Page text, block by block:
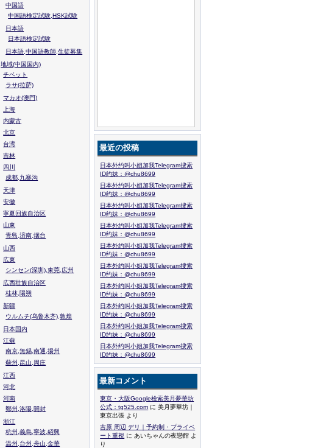
中国語
中国語検定試験,HSK試験
日本語
日本語検定試験
日本語,中国語教師,生徒募集
地域(中国国内)
チベット
ラサ(拉萨)
マカオ(澳門)
上海
内蒙古
北京
台湾
吉林
四川
成都,九寨沟
天津
安徽
寧夏回族自治区
山東
青島,済南,烟台
山西
広東
シンセン(深圳),東莞,広州
広西壮族自治区
桂林,陽朔
新疆
ウルムチ(乌鲁木齐),敦煌
日本国内
江蘇
南京,無錫,南通,揚州
蘇州,昆山,周庄
江西
河北
河南
鄭州,洛陽,開封
浙江
杭州,義烏,寧波,紹興
温州,台州,舟山,金華
最近の投稿
日本外约叫小姐加我Telegram搜索
ID约妹：@chu8699
日本外约叫小姐加我Telegram搜索
ID约妹：@chu8699
日本外约叫小姐加我Telegram搜索
ID约妹：@chu8699
日本外约叫小姐加我Telegram搜索
ID约妹：@chu8699
日本外约叫小姐加我Telegram搜索
ID约妹：@chu8699
日本外约叫小姐加我Telegram搜索
ID约妹：@chu8699
日本外约叫小姐加我Telegram搜索
ID约妹：@chu8699
日本外约叫小姐加我Telegram搜索
ID约妹：@chu8699
日本外约叫小姐加我Telegram搜索
ID约妹：@chu8699
日本外约叫小姐加我Telegram搜索
ID约妹：@chu8699
最新コメント
東京・大阪Google檢索美月夢華坊
公式：tg525.com に 美月夢華坊｜
東京出張 より
吉原 周辺 デリ｜予約制・プライベ
ート重視 に あいちゃんの夜戀館 よ
り